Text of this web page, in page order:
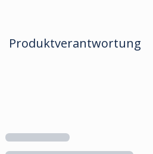
Produktverantwortung